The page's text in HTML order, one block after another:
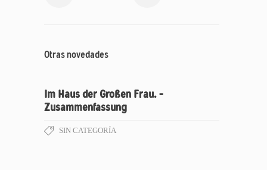
Otras novedades
Im Haus der Großen Frau. –
Zusammenfassung
SIN CATEGORÍA